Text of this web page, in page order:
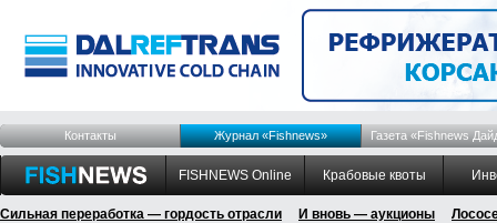
Контакты Журнал «Fishnews» Газета «Fishnews
FISHNEWS Online Крабовые квоты
Сильная переработка — гордость отрасли И вновь — аукционы